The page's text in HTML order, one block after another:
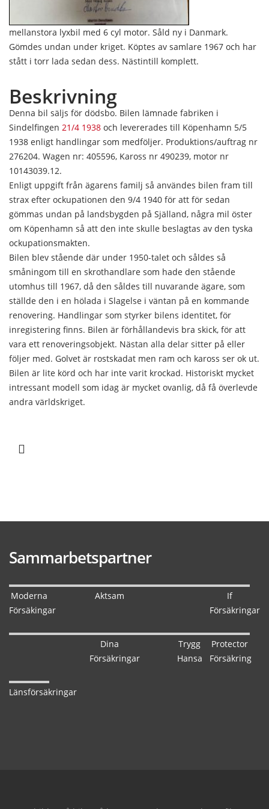
mellanstora lyxbil med 6 cyl motor. Såld ny i Danmark.
Gömdes undan under kriget. Köptes av samlare 1967 och har
stått i torr lada sedan dess. Nästintill komplett.
Beskrivning
Denna bil säljs för dödsbo. Bilen lämnade fabriken i
Sindelfingen 21/4 1938 och levererades till Köpenhamn 5/5
1938 enligt handlingar som medföljer. Produktions/auftrag nr
276204. Wagen nr: 405596, Kaross nr 490239, motor nr
10143039.12.
Enligt uppgift från ägarens familj så användes bilen fram till
strax efter ockupationen den 9/4 1940 för att för sedan
gömmas undan på landsbygden på Själland, några mil öster
om Köpenhamn så att den inte skulle beslagtas av den tyska
ockupationsmakten.
Bilen blev stående där under 1950-talet och såldes så
småningom till en skrothandlare som hade den stående
utomhus till 1967, då den såldes till nuvarande ägare, som
ställde den i en hölada i Slagelse i väntan på en kommande
renovering. Handlingar som styrker bilens identitet, för
inregistering finns. Bilen är förhållandevis bra skick, för att
vara ett renoveringsobjekt. Nästan alla delar sitter på eller
följer med. Golvet är rostskadat men ram och kaross ser ok ut.
Bilen är lite körd och har inte varit krockad. Historiskt mycket
intressant modell som idag är mycket ovanlig, då få överlevde
andra världskriget.
Sammarbetspartner
Moderna
Försäkingar
Aktsam
If
Försäkringar
Dina
Försäkringar
Trygg
Hansa
Protector
Försäkring
Länsförsäkringar